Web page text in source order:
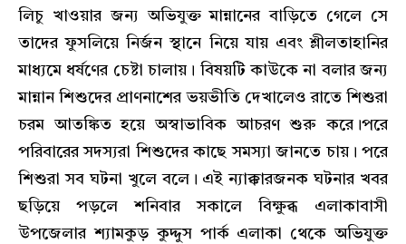
লিচু খাওয়ার জন্য অভিযুক্ত মান্নানের বাড়িতে গেলে সে
তাদের ফুসলিয়ে নির্জন স্থানে নিয়ে যায় এবং শ্লীলতাহানির
মাধ্যমে ধর্ষণের চেষ্টা চালায়। বিষয়টি কাউকে না বলার জন্য
মান্নান শিশুদের প্রাণনাশের ভয়ভীতি দেখালেও রাতে শিশুরা
চরম আতঙ্কিত হয়ে অস্বাভাবিক আচরণ শুরু করে।পরে
পরিবারের সদস্যরা শিশুদের কাছে সমস্যা জানতে চায়। পরে
শিশুরা সব ঘটনা খুলে বলে। এই ন্যাক্কারজনক ঘটনার খবর
ছড়িয়ে পড়লে শনিবার সকালে বিক্ষুব্ধ এলাকাবাসী
উপজেলার শ্যামকুড় কুদ্দুস পার্ক এলাকা থেকে অভিযুক্ত